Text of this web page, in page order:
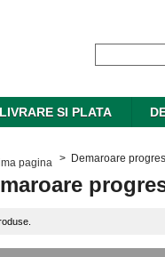
LIVRARE SI PLATA
> Demaroare